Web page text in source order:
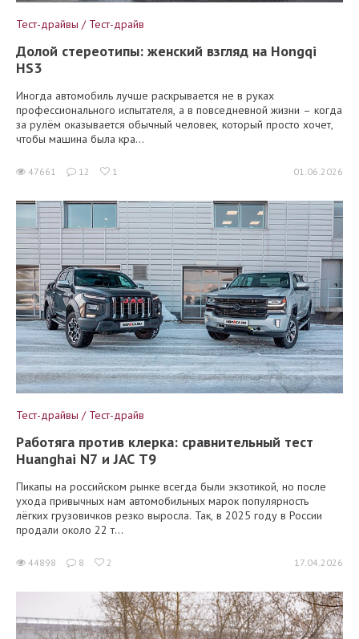
Тест-драйвы / Тест-драйв
Долой стереотипы: женский взгляд на Hongqi
HS3
Иногда автомобиль лучше раскрывается не в руках
профессионального испытателя, а в повседневной жизни – когда
за рулём оказывается обычный человек, который просто хочет,
чтобы машина была кра...
47661 12 1 01.06.2026
Тест-драйвы / Тест-драйв
Работяга против клерка: сравнительный тест
Huanghai N7 и JAC T9
Пикапы на российском рынке всегда были экзотикой, но после
ухода привычных нам автомобильных марок популярность
лёгких грузовичков резко выросла. Так, в 2025 году в России
продали около 22 т...
44898 8 2 17.04.2026